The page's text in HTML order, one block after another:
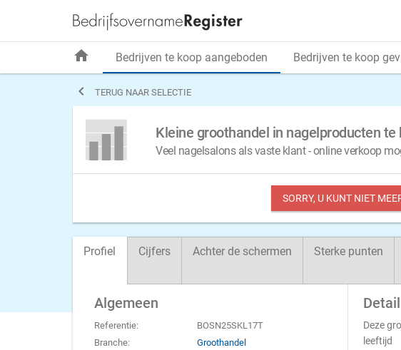
 TERUG NAAR SELECTIE
Kleine groothandel in nagelproducten
Veel nagelsalons als vaste klant - online verkoop
SORRY, U KUNT NIET
Profiel Cijfers Achter de schermen Sterke punten
Algemeen
Referentie:
BOSN25SKL17T
Branche:
Groothandel
Deze
leeftijd
home Bedrijven te koop aangeboden Bedrijven te koop